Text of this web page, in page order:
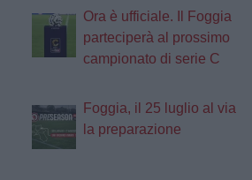
Ora è ufficiale. Il Foggia
parteciperà al prossimo
campionato di serie C
Foggia, il 25 luglio al via
la preparazione